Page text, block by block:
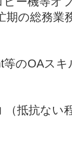
期の総務業
等のOAスキ
（抵抗ない